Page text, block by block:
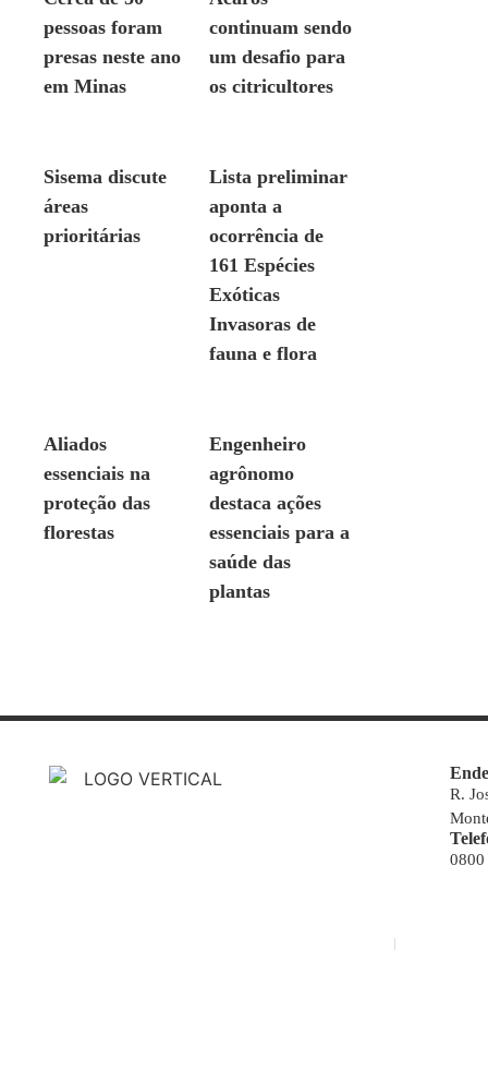
pessoas foram
presas neste ano
em Minas
continuam sendo
um desafio para
os citricultores
Sisema discute
áreas
prioritárias
Lista preliminar
aponta a
ocorrência de
161 Espécies
Exóticas
Invasoras de
fauna e flora
Aliados
essenciais na
proteção das
florestas
Engenheiro
agrônomo
destaca ações
essenciais para a
saúde das
plantas
R.
0800